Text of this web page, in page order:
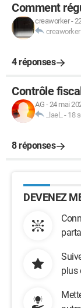
Comment
creaworker-
creaworker
4 réponses
Contrôle
AG -24 mai
_lael_ - 18
8 réponses
DEVENEZ
plus